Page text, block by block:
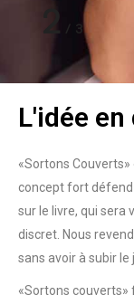
2 / 3
L'idée
«Sortons
concept fort défend
sur le livre, qui sera
discret. Nous
sans avoir à subir le
«Sortons couverts»